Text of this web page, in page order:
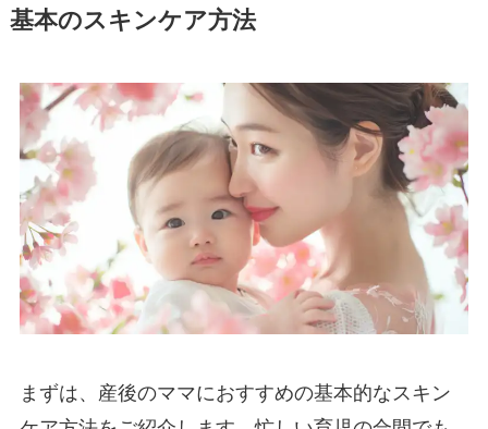
基本のスキンケア方法
まずは、産後のママにおすすめの基本的なスキン